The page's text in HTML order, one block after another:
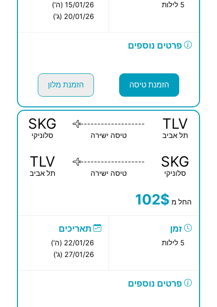
15/01/26 (ה')
20/01/26 (ג')
פרטים נוספים
הזמנת טיסה הזמנת מלון
TLV
תל אביב
-------------------
טיסה ישירה
SKG
סלוניקי
SKG
סלוניקי
-------------------
טיסה ישירה
TLV
תל אביב
החל מ 102$
זמן תאריכים
22/01/26 (ה')
27/01/26 (ג')
פרטים נוספים